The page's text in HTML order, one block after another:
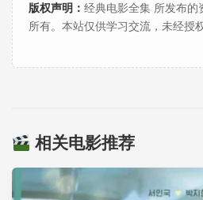
版权声明： 经典电影全集 所发布
所有。本站仅供学习交流，未经授
相关电影推荐